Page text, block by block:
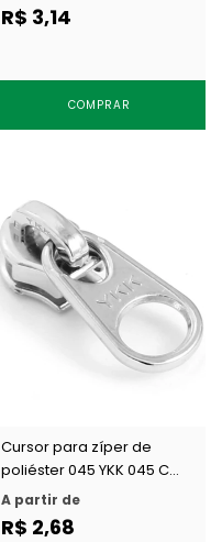
R$ 3,14
COMPRAR
Cursor para zíper de
poliéster 045 YKK 045 C
DFW c/ 1 un
A partir de
R$ 2,68